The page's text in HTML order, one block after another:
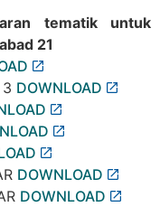
tematik untuk
21
DOWNLOAD
DOWNLOAD
DOWNLOAD